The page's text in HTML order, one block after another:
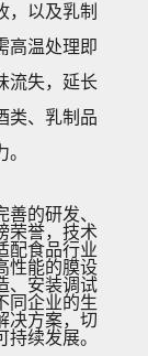
，以及乳制
高温处理即
流失，延长
类、乳制品
的研发、
荣誉，技术
配食品行业
性能的膜设
、安装调试
同企业的生
决方案，切
续发展。